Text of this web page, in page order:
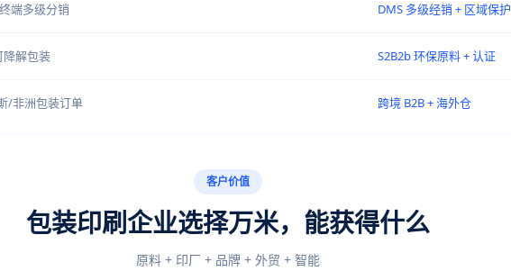
端多级分销 DMS 多级经销 + 区域保护
降解包装 S2B2b 环保原料 + 认证
/非洲包装订单 跨境 B2B + 海外仓
客户价值
包装印刷企业选择万米，能获得什么
原料 + 印厂 + 品牌 + 外贸 + 智能